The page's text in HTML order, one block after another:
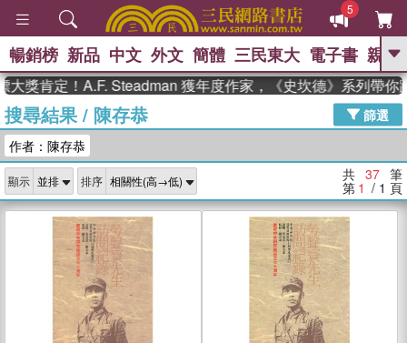
5
GO
高希均教授回憶錄
、 The Odyssey 、 父親節 、 如果歷
獎 臺灣漫遊錄 、 方念華 、 台灣的李
登輝時代
數學女孩：黎曼猜想 、
偉大的迷走神經
暢銷榜 新品 中文 外文 簡體 三民東大 電子書 親子
定！A.F. Steadman 獲年度作家，《史坎德》系列帶你踏上熱
搜尋結果/ 陳存恭
篩選
作者：陳存恭
顯示 排序 共 37 筆
第 1 / 1 頁